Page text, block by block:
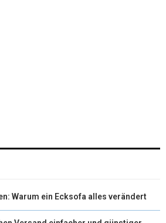
Warum ein Ecksofa alles verändert